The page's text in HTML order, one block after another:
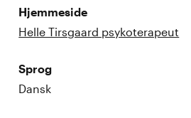
Hjemmeside
Helle Tirsgaard psykoterapeut
Sprog
Dansk